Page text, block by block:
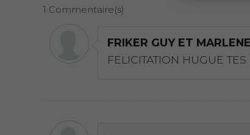
1 Commentaire(s)
FRIKER GUY ET
FELICITATION HUGUE